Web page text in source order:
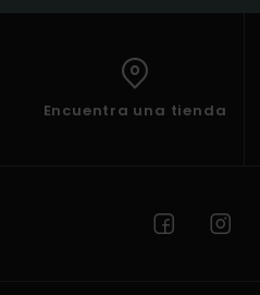
Encuentra una tienda